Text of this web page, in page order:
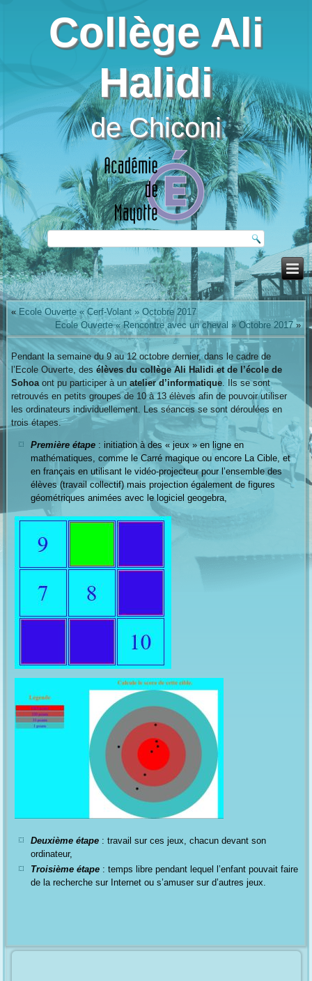
Collège Ali
Halidi
de Chiconi
« Ecole Ouverte « Cerf-Volant » Octobre 2017
Ecole Ouverte « Rencontre avec un cheval » Octobre 2017»
Pendant la semaine du 9 au 12 octobre dernier, dans le cadre de
l’Ecole Ouverte, desélèves du collège Ali Halidi et de l’école de
Sohoa ont pu participer à unatelier d’informatique . Ils se sont
retrouvés en petits groupes de 10 à 13 élèves afin de pouvoir utiliser
les ordinateurs individuellement. Les séances se sont déroulées en
trois étapes.
Première étape : initiation à des « jeux » en ligne en
mathématiques, comme le Carré magique ou encore La Cible, et
en français en utilisant le vidéo-projecteur pour l’ensemble des
élèves (travail collectif) mais projection également de figures
géométriques animées avec le logiciel geogebra,
Deuxième étape : travail sur ces jeux, chacun devant son
ordinateur,
Troisième étape : temps libre pendant lequel l’enfant pouvait faire
de la recherche sur Internet ou s’amuser sur d’autres jeux.